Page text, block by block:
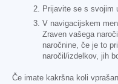
Prijavite se s svojim
V navigacijskem
Zraven vašega
naročnine, če je to
naročil/izdelkov, jih
Če imate kakršna koli